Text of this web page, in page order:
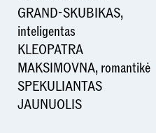
GRAND-SKUBIKAS,
inteligentas
KLEOPATRA
MAKSIMOVNA, romantikė
SPEKULIANTAS
JAUNUOLIS